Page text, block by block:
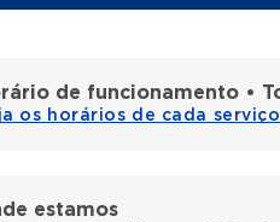
de funcionamento •
os horários de cada serviço
estamos